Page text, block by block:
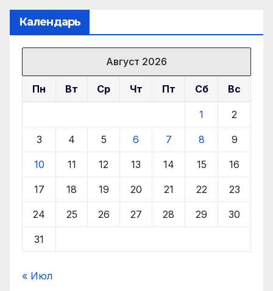
Календарь
Август 2026
Пн Вт Ср Чт Пт Сб Вс
1 2
3 4 5 6 7 8 9
10 11 12 13 14 15 16
17 18 19 20 21 22 23
24 25 26 27 28 29 30
31
« Июл